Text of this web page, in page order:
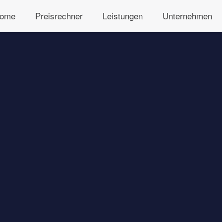
Preisrechner Leistungen Unternehmen